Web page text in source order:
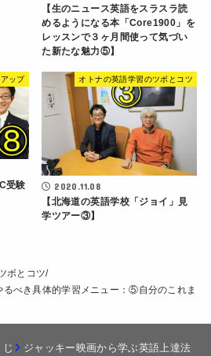
【生のニュース英語をスラスラ読
めるようになる本「Core1900」を
レッスンで３ヶ月間使って気づい
た新たな魅力⑤】
ップ
受験
オトナの英語学習のツボとコツ
2020.11.08
【北海道の英語学校「ジョイ」見
学ツアー③】
ボとコツ
るべき具体的学習メニュー：⑤自分のこれま
ジャッキー映画から学ぶ英語上達法